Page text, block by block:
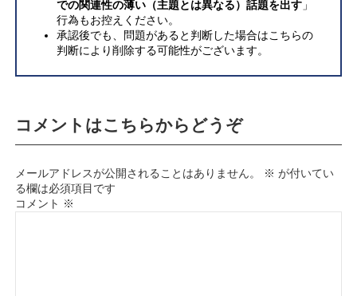
での関連性の薄い（主題とは異なる）話題を出す 」
行為もお控えください。
承認後でも、問題があると判断した場合はこちらの
判断により削除する可能性がございます。
コメントはこちらからどうぞ
メールアドレスが公開されることはありません。 ※ が付いてい
る欄は必須項目です
コメント ※